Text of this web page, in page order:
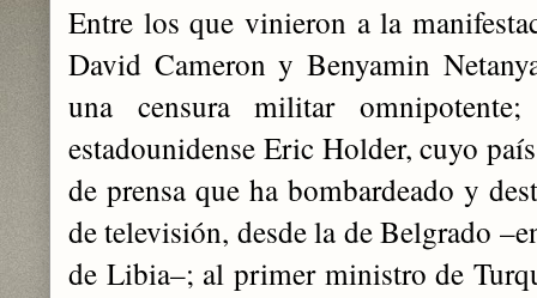
Entre los que vinieron a la
David Cameron y Benyamin
una censura militar
estadounidense Eric Holder, cuyo
de prensa que ha bombardeado y
de televisión, desde la de Belgrado
de Libia–; al primer ministro de